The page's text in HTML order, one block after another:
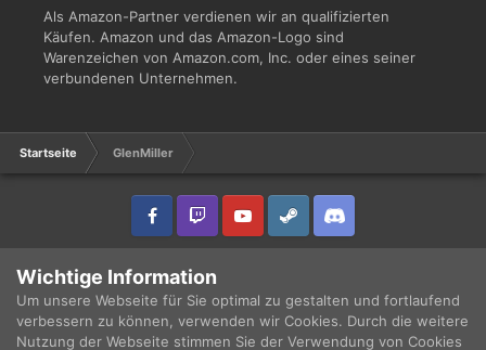
Als Amazon-Partner verdienen wir an qualifizierten
Käufen. Amazon und das Amazon-Logo sind
Warenzeichen von Amazon.com, Inc. oder eines seiner
verbundenen Unternehmen.
Startseite GlenMiller
Copyright © 2003 - 2021 DRUCKWELLE e.V. -
Powered by Invision Community
Wichtige Information
Um unsere Webseite für Sie optimal zu gestalten und fortlaufend
verbessern zu können, verwenden wir Cookies. Durch die weitere
Nutzung der Webseite stimmen Sie der Verwendung von Cookies